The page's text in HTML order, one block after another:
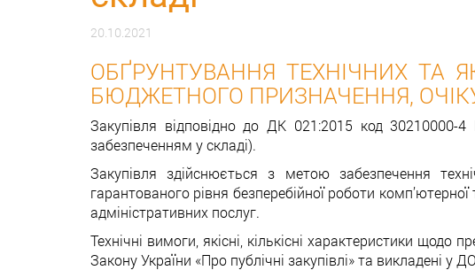
20.10.2021
ОБҐРУНТУВАННЯ ТЕХНІЧНИХ ТА
БЮДЖЕТНОГО ПРИЗНАЧЕННЯ,
Закупівля відповідно до ДК 021:2015 код
забезпеченням у складі).
Закупівля здійснюється з метою забезпечення
гарантованого рівня безперебійної роботи
адміністративних послуг.
Технічні вимоги, якісні, кількісні характеристики
Закону України «Про публічні закупівлі» та викладені у